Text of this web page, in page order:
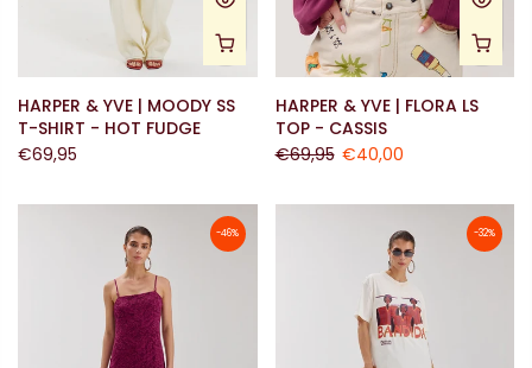
HARPER & YVE | MOODY SS
T-SHIRT - HOT FUDGE
€69,95
HARPER & YVE | FLORA LS
TOP - CASSIS
€69,95 €40,00
-46% -32%